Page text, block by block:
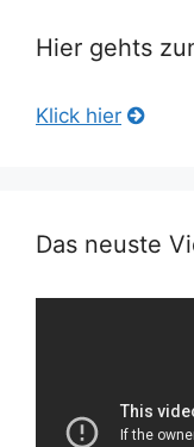
Hier gehts
Klick hier
Das neuste